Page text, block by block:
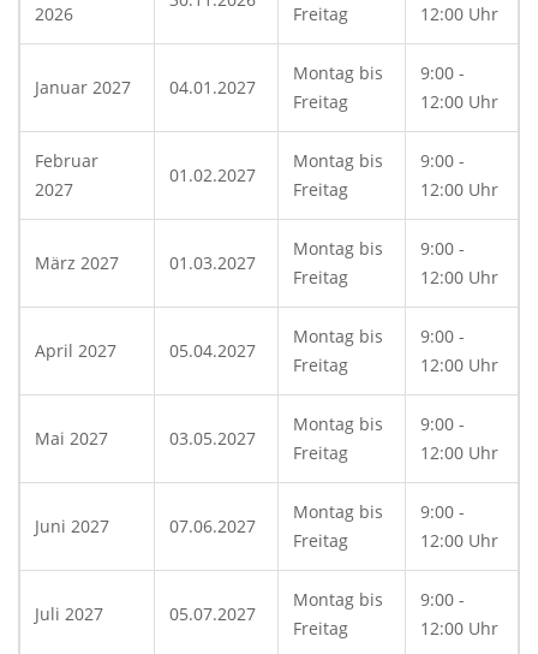
2026 Freitag 12:00 Uhr
Januar 2027 04.01.2027
Montag bis
Freitag
9:00 -
12:00 Uhr
Februar
2027
01.02.2027
Montag bis
Freitag
9:00 -
12:00 Uhr
März 2027 01.03.2027
Montag bis
Freitag
9:00 -
12:00 Uhr
April 2027 05.04.2027
Montag bis
Freitag
9:00 -
12:00 Uhr
Mai 2027 03.05.2027
Montag bis
Freitag
9:00 -
12:00 Uhr
Juni 2027 07.06.2027
Montag bis
Freitag
9:00 -
12:00 Uhr
Juli 2027 05.07.2027
Montag bis
Freitag
9:00 -
12:00 Uhr